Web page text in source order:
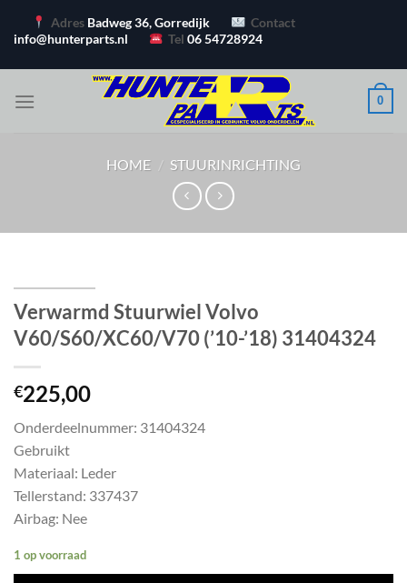
naar
Adres Badweg 36, Gorredijk
Contact
info@hunterparts.nl
Tel06 54728924
0
HOME / STUURINRICHTING
Verwarmd Stuurwiel Volvo
V60/S60/XC60/V70 (’10-’18) 31404324
€225,00
Onderdeelnummer: 31404324
Gebruikt
Materiaal: Leder
Tellerstand: 337437
Airbag: Nee
1 op voorraad